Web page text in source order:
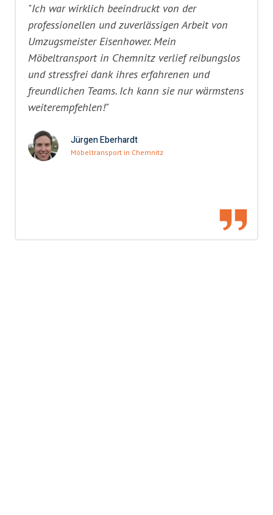
"Ich war wirklich beeindruckt von der
professionellen und zuverlässigen Arbeit von
Umzugsmeister Eisenhower. Mein
Möbeltransport in Chemnitz verlief reibungslos
und stressfrei dank ihres erfahrenen und
freundlichen Teams. Ich kann sie nur wärmstens
weiterempfehlen!"
Jürgen Eberhardt
Möbeltransport in Chemnitz